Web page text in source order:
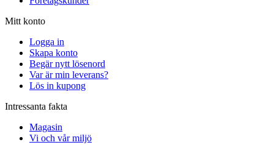
Mitt konto
Logga in
Skapa konto
Begär nytt lösenord
Var är min leverans?
Lös in kupong
Intressanta fakta
Magasin
Vi och vår miljö